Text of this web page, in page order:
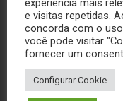
(16)
MANDE SUA
e visitas repetidas.
concorda com o
você pode visitar
fornecer um
Configurar Cookie